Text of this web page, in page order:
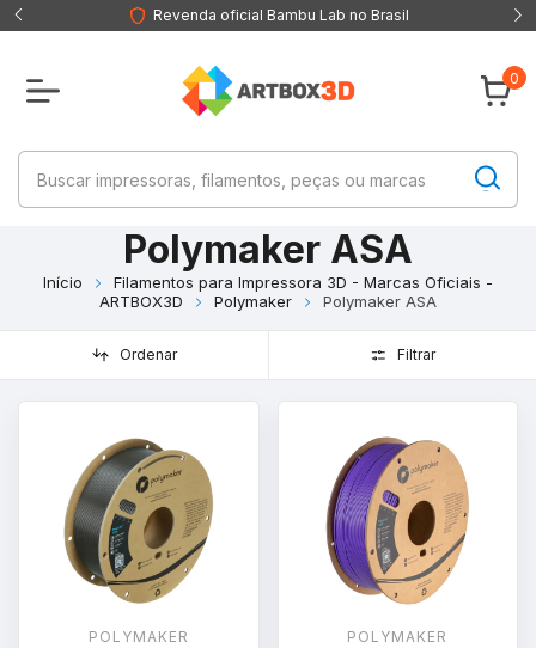
Revenda oficial Bambu Lab no Brasil
0
Polymaker ASA
Início
Filamentos para Impressora 3D - Marcas Oficiais -
ARTBOX3D
Polymaker Polymaker ASA
Ordenar Filtrar
POLYMAKER POLYMAKER